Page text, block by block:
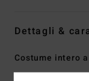
Dettagli &
Costume intero